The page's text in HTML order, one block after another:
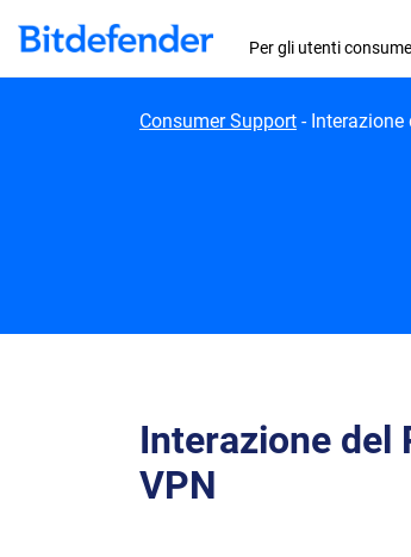
Skip to content
Per gli utenti
Consumer Support - Interazione
Interazione del
VPN